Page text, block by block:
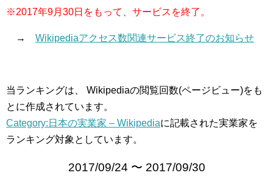
※2017年9月30日をもって、サービスを終了。
→ Wikipediaアクセス数関連サービス終了のお知らせ
当ランキングは、 Wikipediaの閲覧回数(ページビュー)をも
とに作成されています。
Category:日本の実業家 – Wikipediaに記載された実業家を
ランキング対象としています。
2017/09/24 〜 2017/09/30